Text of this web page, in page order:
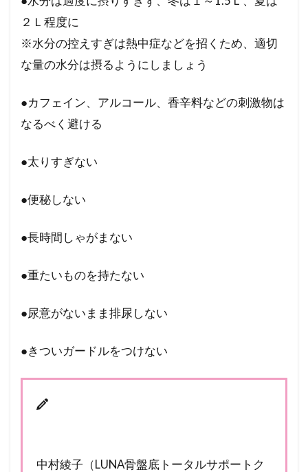
２Ｌ程度に
※水分の控えすぎは熱中症などを招くため、適切
な量の水分は摂るようにしましょう
●カフェイン、アルコール、香辛料などの刺激物は
なるべく避ける
●太りすぎない
●便秘しない
●長時間しゃがまない
●重たいものを持たない
●尿意がないまま排尿しない
●きついガードルをつけない
中村綾子（LUNA骨盤底トータルサポートク